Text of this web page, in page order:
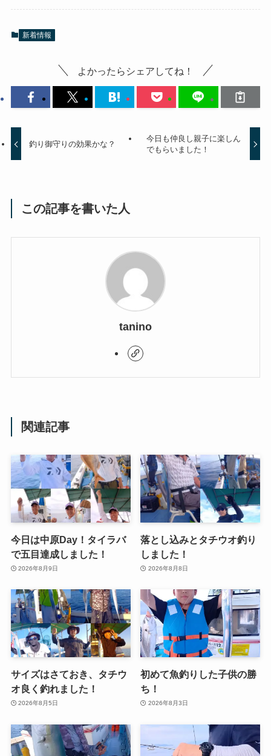
新着情報
よかったらシェアしてね！
釣り御守りの効果かな？
今日も仲良し親子に楽しん
でもらいました！
この記事を書いた人
tanino
関連記事
今日は中原Day！タイラバ
で五目達成しました！
2026年8月9日
落とし込みとタチウオ釣り
しました！
2026年8月8日
サイズはさておき、タチウ
オ良く釣れました！
2026年8月5日
初めて魚釣りした子供の勝
ち！
2026年8月3日